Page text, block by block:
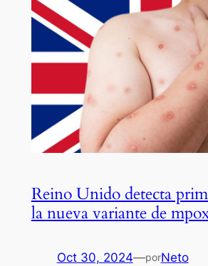
Reino Unido detecta
la nueva variante de
Oct 30, 2024—porNeto